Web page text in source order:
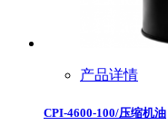
产品详情
CPI-4600-100/压缩机油